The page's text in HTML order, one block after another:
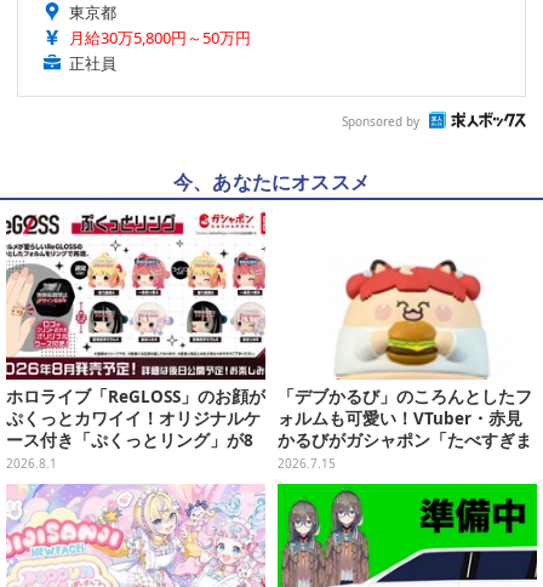
東京都
月給30万5,800円～50万円
正社員
Sponsored by
今、あなたにオススメ
ホロライブ「ReGLOSS」のお顔が
ぷくっとカワイイ！オリジナルケ
ース付き「ぷくっとリング」が8
月発売
2026.8.1
「デブかるび」のころんとしたフ
ォルムも可愛い！VTuber・赤見
かるびがガシャポン「たべすぎま
して・・・」シリーズに
2026.7.15